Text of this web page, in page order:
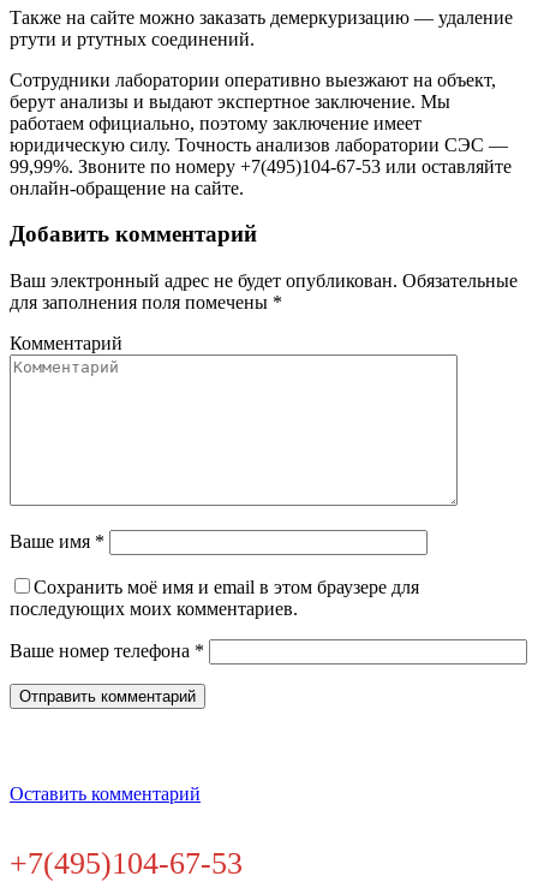
Также на сайте можно заказать демеркуризацию — удаление
ртути и ртутных соединений.
Сотрудники лаборатории оперативно выезжают на объект,
берут анализы и выдают экспертное заключение. Мы
работаем официально, поэтому заключение имеет
юридическую силу. Точность анализов лаборатории СЭС —
99,99%. Звоните по номеру +7(495)104-67-53 или оставляйте
онлайн-обращение на сайте.
Добавить комментарий
Ваш электронный адрес не будет опубликован. Обязательные
для заполнения поля помечены *
Комментарий
Ваше имя *
Сохранить моё имя и email в этом браузере для
последующих моих комментариев.
Ваше номер телефона *
Оставить комментарий
+7(495)104-67-53